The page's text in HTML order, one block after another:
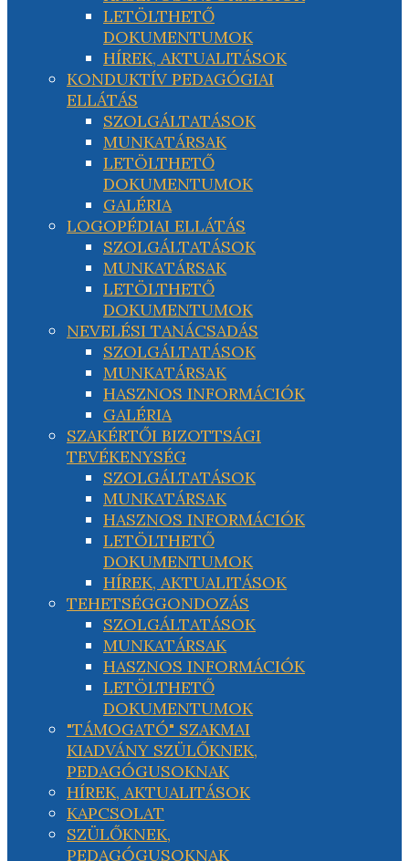
LETÖLTHETŐ
DOKUMENTUMOK
HÍREK, AKTUALITÁSOK
KONDUKTÍV PEDAGÓGIAI
ELLÁTÁS
SZOLGÁLTATÁSOK
MUNKATÁRSAK
LETÖLTHETŐ
DOKUMENTUMOK
GALÉRIA
LOGOPÉDIAI ELLÁTÁS
SZOLGÁLTATÁSOK
MUNKATÁRSAK
LETÖLTHETŐ
DOKUMENTUMOK
NEVELÉSI TANÁCSADÁS
SZOLGÁLTATÁSOK
MUNKATÁRSAK
HASZNOS INFORMÁCIÓK
GALÉRIA
SZAKÉRTŐI BIZOTTSÁGI
TEVÉKENYSÉG
SZOLGÁLTATÁSOK
MUNKATÁRSAK
HASZNOS INFORMÁCIÓK
LETÖLTHETŐ
DOKUMENTUMOK
HÍREK, AKTUALITÁSOK
TEHETSÉGGONDOZÁS
SZOLGÁLTATÁSOK
MUNKATÁRSAK
HASZNOS INFORMÁCIÓK
LETÖLTHETŐ
DOKUMENTUMOK
"TÁMOGATÓ" SZAKMAI
KIADVÁNY SZÜLŐKNEK,
PEDAGÓGUSOKNAK
HÍREK, AKTUALITÁSOK
KAPCSOLAT
SZÜLŐKNEK,
PEDAGÓGUSOKNAK